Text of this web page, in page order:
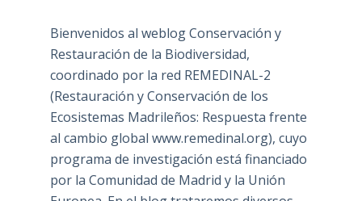
Bienvenidos al weblog Conservación y
Restauración de la Biodiversidad,
coordinado por la red REMEDINAL-2
(Restauración y Conservación de los
Ecosistemas Madrileños: Respuesta frente
al cambio global www.remedinal.org), cuyo
programa de investigación está financiado
por la Comunidad de Madrid y la Unión